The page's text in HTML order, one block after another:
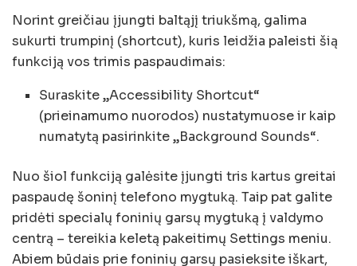
Norint greičiau įjungti baltąjį triukšmą, galima
sukurti trumpinį (shortcut), kuris leidžia paleisti šią
funkciją vos trimis paspaudimais:
Suraskite „Accessibility Shortcut“
(prieinamumo nuorodos) nustatymuose ir kaip
numatytą pasirinkite „Background Sounds“.
Nuo šiol funkciją galėsite įjungti tris kartus greitai
paspaudę šoninį telefono mygtuką. Taip pat galite
pridėti specialų foninių garsų mygtuką į valdymo
centrą – tereikia keletą pakeitimų Settings meniu.
Abiem būdais prie foninių garsų pasieksite iškart,